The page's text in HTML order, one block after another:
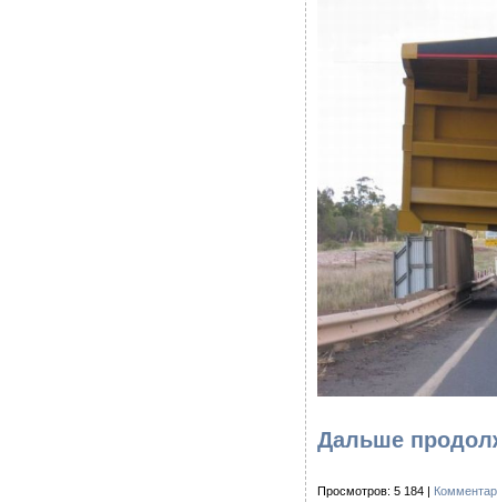
Дальше
Просмотров: 5 184 |